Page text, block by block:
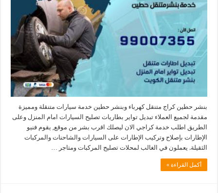
بنشر حطين كراج متنقل كهرباء وبنشر حطين خدمة سيارات متنقلة ومميزة
مقدمة لجميع العملاء تبديل تواير بطاريات تصليح السيارات امام المنزل وعلى
الطريق اطلب خدمة كراجي الان ليصلك اقرب بشر من موقع, يقوم فنيو
الإطارات بإصلاح وتركيب الإطارات على السيارات والشاحنات والمركبات
الثقيلة. يعملون في الغالب لمحلات تصليح المركبات ومتاجر …
أكمل القراءة »